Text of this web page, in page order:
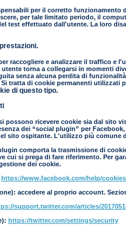
per il corretto funzionamento
per tale limitato periodo, il
test effettuato dall'utente. La loro
raccogliere e analizzare il traffico e
utente torna a collegarsi in momenti
senza alcuna perdita di
tratta di cookie permanenti utilizzati
di questo tipo.
possono ricevere cookie sia dal sito
dei “social plugin” per
sito ospitante. L'utilizzo più
comporta la trasmissione di
cui si prega di fare riferimento. Per
dei cookie.
https://www.facebook.com/help/
accedere al proprio account.
support.twitter.com/articles/
https://twitter.com/settings/security